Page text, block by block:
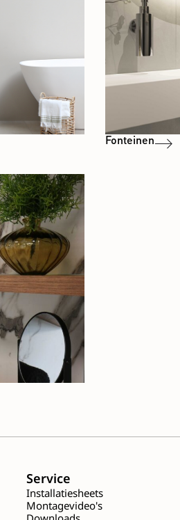
Fonteinen
Service
Installatiesheets
Montagevideo's